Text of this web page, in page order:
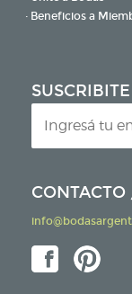
· Beneficios a
SUSCRIBITE